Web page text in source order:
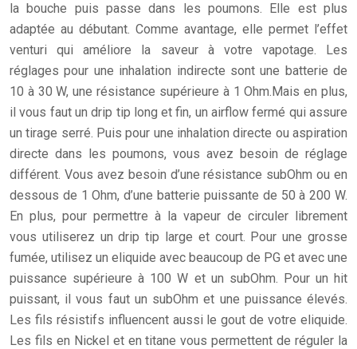
la bouche puis passe dans les poumons. Elle est plus
adaptée au débutant. Comme avantage, elle permet l’effet
venturi qui améliore la saveur à votre vapotage. Les
réglages pour une inhalation indirecte sont une batterie de
10 à 30 W, une résistance supérieure à 1 Ohm.Mais en plus,
il vous faut un drip tip long et fin, un airflow fermé qui assure
un tirage serré. Puis pour une inhalation directe ou aspiration
directe dans les poumons, vous avez besoin de réglage
différent. Vous avez besoin d’une résistance subOhm ou en
dessous de 1 Ohm, d’une batterie puissante de 50 à 200 W.
En plus, pour permettre à la vapeur de circuler librement
vous utiliserez un drip tip large et court. Pour une grosse
fumée, utilisez un eliquide avec beaucoup de PG et avec une
puissance supérieure à 100 W et un subOhm. Pour un hit
puissant, il vous faut un subOhm et une puissance élevés.
Les fils résistifs influencent aussi le gout de votre eliquide.
Les fils en Nickel et en titane vous permettent de réguler la